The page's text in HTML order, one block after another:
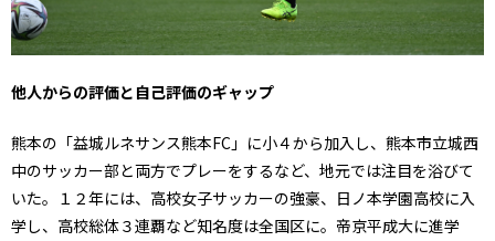
他人からの評価と自己評価のギャップ
熊本の「益城ルネサンス熊本FC」に小４から加入し、熊本市立城西
中のサッカー部と両方でプレーをするなど、地元では注目を浴びて
いた。１２年には、高校女子サッカーの強豪、日ノ本学園高校に入
学し、高校総体３連覇など知名度は全国区に。帝京平成大に進学